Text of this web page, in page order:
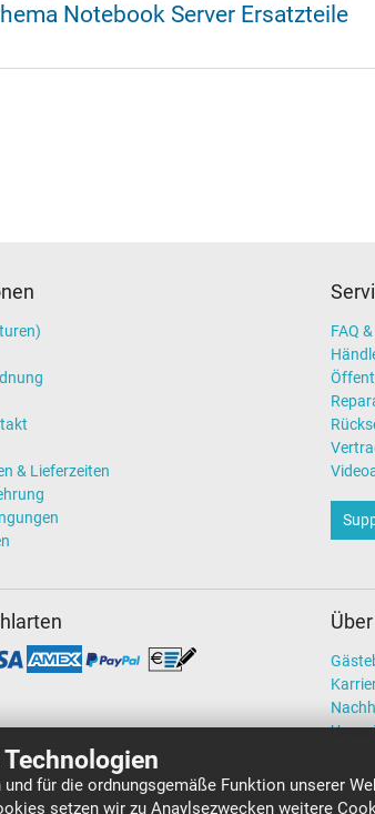
für die ordnungsgemäße Funktion unserer
setzen wir zu Anaylsezwecken weitere
Notebook Server Ersatzteile
& Lieferzeiten
FAQ
Unser